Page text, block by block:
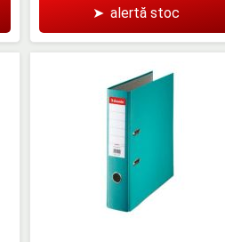
➤ alertă stoc